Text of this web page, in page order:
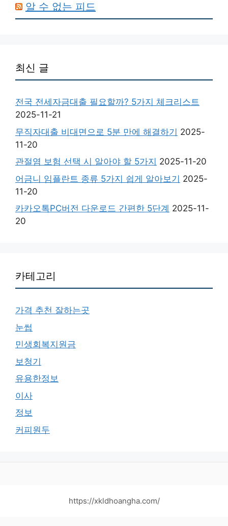
알 수 없는 피드
최신 글
전국 전세자금대출 필요할까? 5가지 체크리스트
2025-11-21
무직자대출 비대면으로 5분 만에 해결하기 2025-
11-20
관절염 보험 선택 시 알아야 할 5가지 2025-11-20
어금니 임플란트 종류 5가지 쉽게 알아보기 2025-
11-20
카카오톡PC버전 다운로드 간편한 5단계 2025-11-
20
카테고리
가격 추천 잘하는곳
눈썹
민생회복지원금
보청기
유용한정보
이사
정보
커피원두
https://xkldhoangha.com/